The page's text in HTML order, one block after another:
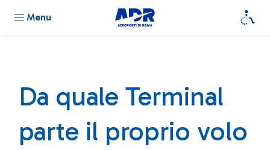
Menu
Da quale Terminal
parte il proprio volo